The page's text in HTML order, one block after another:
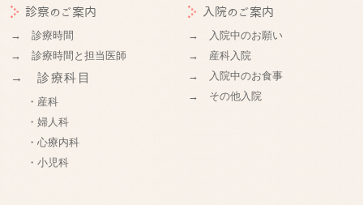
診察のご案内
→ 診療時間
→ 診療時間と担当医師
→ 診療科目
・産科
・婦人科
・心療内科
・小児科
入院のご案内
→ 入院中のお願い
→ 産科入院
→ 入院中のお食事
→ その他入院